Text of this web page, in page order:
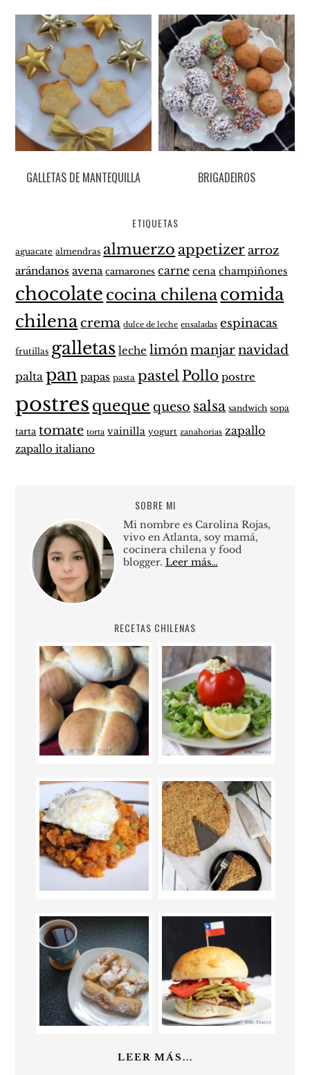
GALLETAS DE MANTEQUILLA BRIGADEIROS
ETIQUETAS
aguacate almendras almuerzo appetizer arroz
arándanos avena camarones carne cena champiñones
chocolate cocina chilenacomida
chilenacrema dulce de leche ensaladas espinacas
frutillas galletas leche limónmanjarnavidad
palta pan papas pasta pastel Pollo postre
postres queque queso salsa sandwich sopa
tarta tomate torta vainilla yogurt zanahorias zapallo
zapallo italiano
SOBRE MI
Mi nombre es Carolina Rojas,
vivo en Atlanta, soy mamá,
cocinera chilena y food
blogger. Leer más…
RECETAS CHILENAS
LEER MÁS...